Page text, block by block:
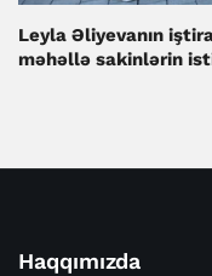
Leyla Əliyevanın
məhəllə sakinlərin
Haqqımızda